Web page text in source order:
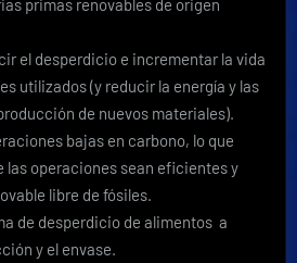
primas renovables de origen
el desperdicio e incrementar la vida
utilizados (y reducir la energía y las
de nuevos materiales).
bajas en carbono, lo que
las operaciones sean eficientes y
libre de fósiles.
de desperdicio de alimentos a
y el envase.